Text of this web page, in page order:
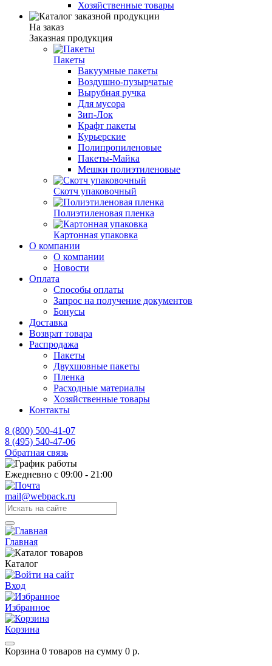
Хозяйственные товары
На заказ
Заказная продукция
Пакеты
Вакуумные пакеты
Воздушно-пузырчатые
Вырубная ручка
Для мусора
Зип-Лок
Крафт пакеты
Курьерские
Полипропиленовые
Пакеты-Майка
Мешки полиэтиленовые
Скотч упаковочный
Полиэтиленовая пленка
Картонная упаковка
О компании
О компании
Новости
Оплата
Способы оплаты
Запрос на получение документов
Бонусы
Доставка
Возврат товара
Распродажа
Пакеты
Двухшовные пакеты
Пленка
Расходные материалы
Хозяйственные товары
Контакты
8 (800) 500-41-07
8 (495) 540-47-06
Обратная связь
Ежедневно с 09:00 - 21:00
mail@webpack.ru
Главная
Каталог
Вход
Избранное
Корзина
Корзина 0 товаров на сумму 0 р.